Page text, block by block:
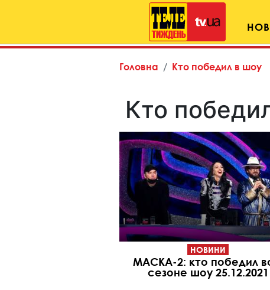
Головна Кто победил в шоу
Кто
НОВИНИ
МАСКА-2: кто победил
сезоне шоу 25.12.2021